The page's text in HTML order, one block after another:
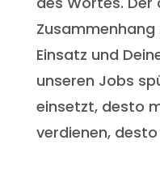
Zusammenhang
Einsatz und
unseren Jobs
einsetzt, desto
verdienen,